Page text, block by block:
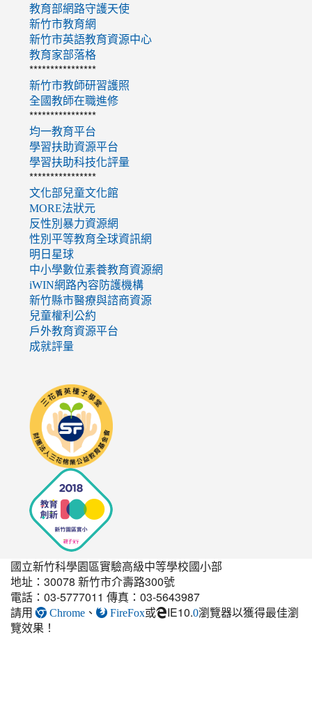
教育部網路守護天使
新竹市教育網
新竹市英語教育資源中心
教育家部落格
****************
新竹市教師研習護照
全國教師在職進修
****************
均一教育平台
學習扶助資源平台
學習扶助科技化評量
****************
文化部兒童文化館
MORE法狀元
反性別暴力資源網
性別平等教育全球資訊網
明日星球
中小學數位素養教育資源網
iWIN網路內容防護機構
新竹縣市醫療與諮商資源
兒童權利公約
戶外教育資源平台
成就評量
http://seedschool.sunflower.org.tw/
國立新竹科學園區實驗高級中等學校國小部
地址：30078 新竹市介壽路300號
電話：03-5777011 傳真：03-5643987
請用
Chrome 、 FireFox或 IE10.0link
瀏覽器以獲得最佳瀏
覽效果！